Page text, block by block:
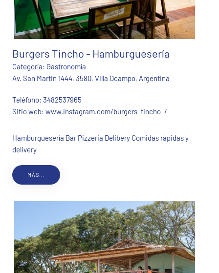
Burgers Tincho - Hamburguesería
Categoría: Gastronomía
Av. San Martin 1444, 3580, Villa Ocampo, Argentina
Teléfono: 3482537965
Sitio web: www.instagram.com/burgers_tincho_/
Hamburguesería Bar Pizzeria Delibery Comidas rápidas y
delivery
MÁS...